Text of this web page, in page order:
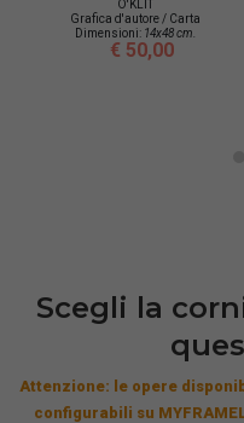
O'KLIT
Grafica d'autore / Carta
Dimensioni: 14x48 cm.
€ 50,00
Scegli la
Attenzione: le opere
configurabili su